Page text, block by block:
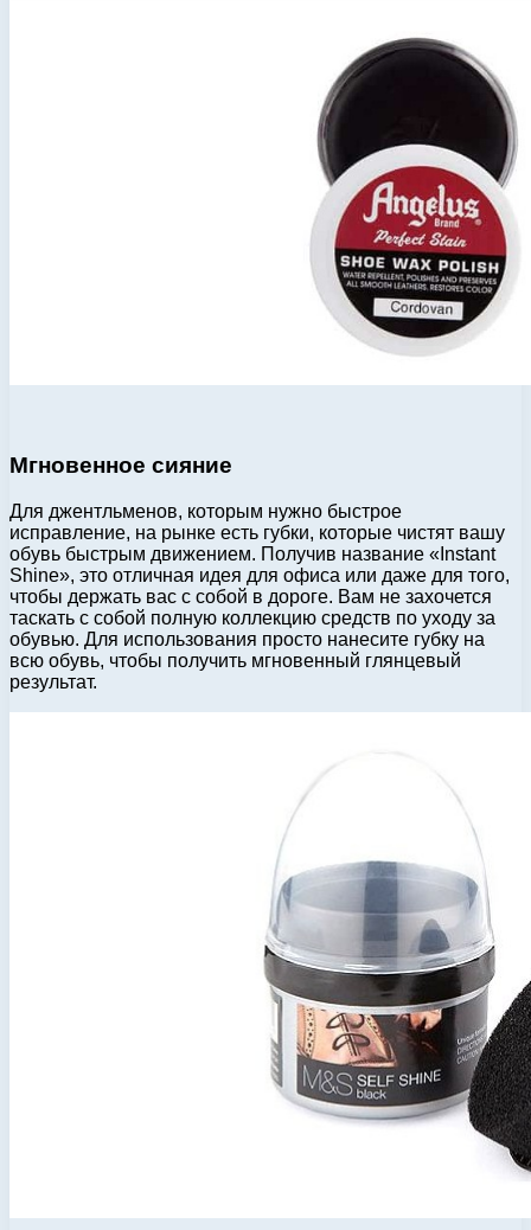
Мгновенное сияние
Для джентльменов, которым нужно быстрое
исправление, на рынке есть губки, которые чистят вашу
обувь быстрым движением. Получив название «Instant
Shine», это отличная идея для офиса или даже для того,
чтобы держать вас с собой в дороге. Вам не захочется
таскать с собой полную коллекцию средств по уходу за
обувью. Для использования просто нанесите губку на
всю обувь, чтобы получить мгновенный глянцевый
результат.